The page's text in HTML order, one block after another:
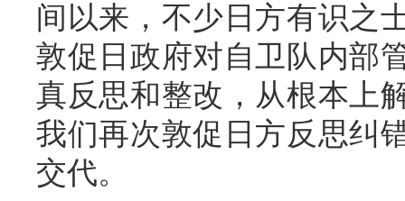
间以来，不少日方有识之
敦促日政府对自卫队内部
真反思和整改，从根本上
我们再次敦促日方反思纠
交代。